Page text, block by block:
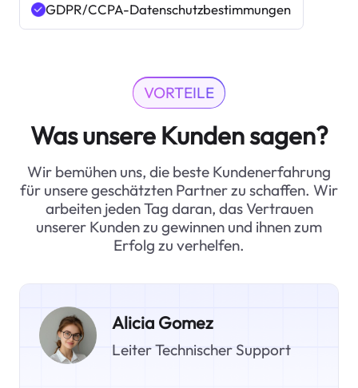
GDPR/CCPA-Datenschutzbestimmungen
VORTEILE
Was unsere Kunden sagen?
Wir bemühen uns, die beste Kundenerfahrung
für unsere geschätzten Partner zu schaffen. Wir
arbeiten jeden Tag daran, das Vertrauen
unserer Kunden zu gewinnen und ihnen zum
Erfolg zu verhelfen.
Alicia Gomez
Leiter Technischer Support